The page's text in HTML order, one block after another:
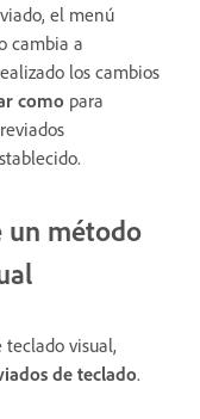
el menú
cambia a
los cambios
como para
un método
teclado visual,
de teclado.